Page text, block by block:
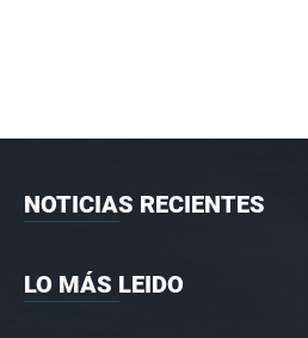
NOTICIAS RECIENTES
LO MÁS LEIDO